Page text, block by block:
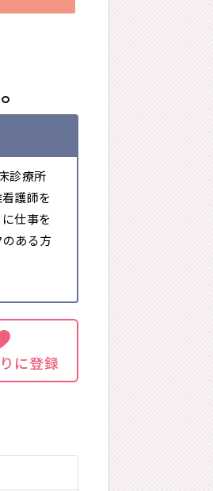
診療所
護師を
仕事を
ある方
に登録